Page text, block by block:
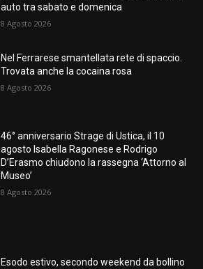
auto tra sabato e domenica
8 Agosto 2026
Nel Ferrarese smantellata rete di spaccio.
Trovata anche la cocaina rosa
8 Agosto 2026
46° anniversario Strage di Ustica, il 10
agosto Isabella Ragonese e Rodrigo
D’Erasmo chiudono la rassegna ‘Attorno al
Museo’
8 Agosto 2026
Esodo estivo, secondo weekend da bollino